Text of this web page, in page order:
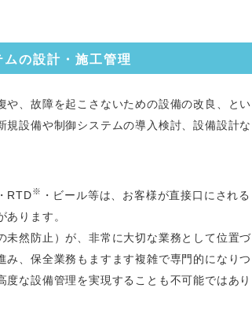
の設計・施工管理
、故障を起こさないための設備の改良、とい
設備や制御システムの導入検討、設備設計な
RTD※
・ビール等は、お客様が直接口にされる
ります。
然防止）が、非常に大切な業務として位置づ
、保全業務もますます複雑で専門的になりつ
な設備管理を実現することも不可能ではあり